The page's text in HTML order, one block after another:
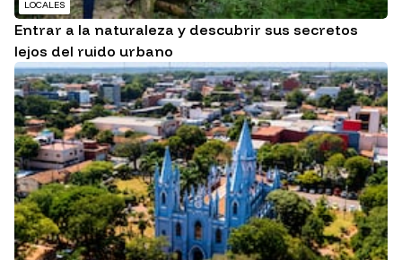
LOCALES
Entrar a la naturaleza y descubrir sus secretos
lejos del ruido urbano